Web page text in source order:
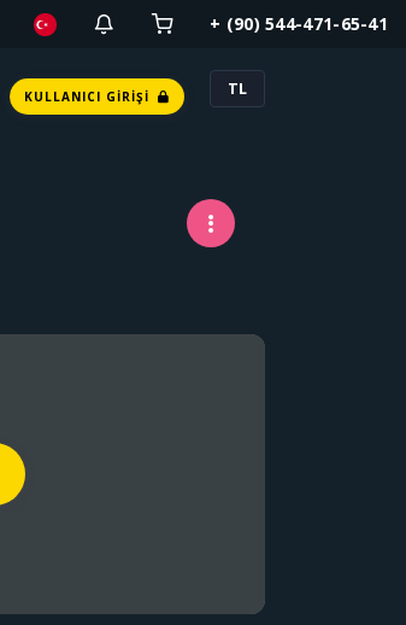
+ (90) 544-471-65-41
KULLANICI GIRIŞI TL